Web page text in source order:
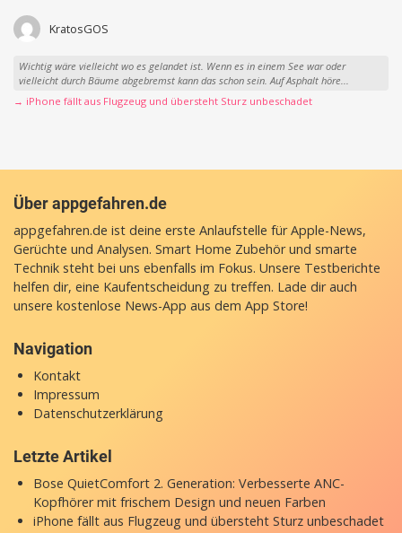
KratosGOS
Wichtig wäre vielleicht wo es gelandet ist. Wenn es in einem See war oder
vielleicht durch Bäume abgebremst kann das schon sein. Auf Asphalt höre...
→ iPhone fällt aus Flugzeug und übersteht Sturz unbeschadet
Über appgefahren.de
appgefahren.de ist deine erste Anlaufstelle für Apple-News,
Gerüchte und Analysen. Smart Home Zubehör und smarte
Technik steht bei uns ebenfalls im Fokus. Unsere Testberichte
helfen dir, eine Kaufentscheidung zu treffen. Lade dir auch
unsere kostenlose News-App aus dem App Store!
Navigation
Kontakt
Impressum
Datenschutzerklärung
Letzte Artikel
Bose QuietComfort 2. Generation: Verbesserte ANC-
Kopfhörer mit frischem Design und neuen Farben
iPhone fällt aus Flugzeug und übersteht Sturz unbeschadet